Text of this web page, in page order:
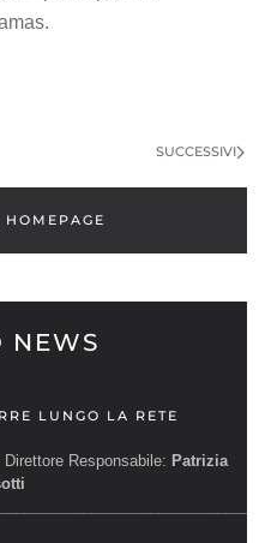
SUCCESSIVI
NEWS
LUNGO LA RETE
Responsabile: Patrizia